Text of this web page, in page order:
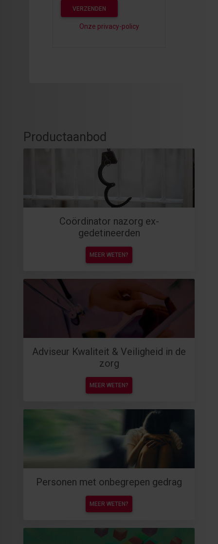
VERZENDEN
Onze privacy-policy
Productaanbod
Coördinator nazorg ex-
gedetineerden
MEER WETEN?
Adviseur Kwaliteit & Veiligheid in de
zorg
MEER WETEN?
Personen met onbegrepen gedrag
MEER WETEN?